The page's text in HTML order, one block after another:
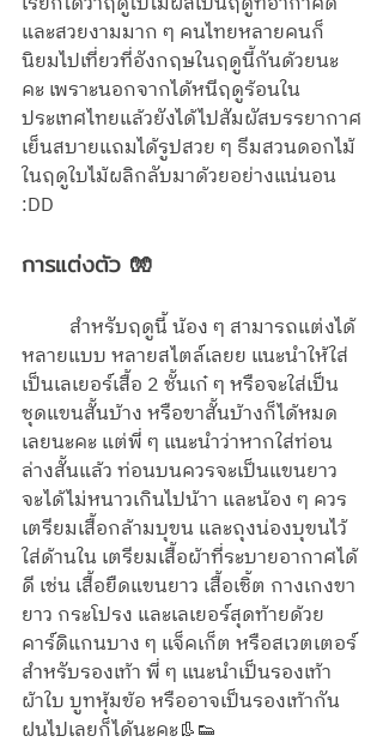
และสวยงามมาก ๆ คนไทยหลายคนก็
นิยมไปเที่ยวที่อังกฤษในฤดูนี้กันด้วยนะ
คะ เพราะนอกจากได้หนีฤดูร้อนใน
ประเทศไทยแล้วยังได้ไปสัมผัสบรรยากาศ
เย็นสบายแถมได้รูปสวย ๆ ธีมสวนดอกไม้
ในฤดูใบไม้ผลิกลับมาด้วยอย่างแน่นอน
:DD
การแต่งตัว 🧤
หลายแบบ หลายสไตล์เลยย แนะนำให้ใส่
เป็นเลเยอร์เสื้อ 2 ชั้นเก๋ ๆ หรือจะใส่เป็น
ชุดแขนสั้นบ้าง หรือขาสั้นบ้างก็ได้หมด
เลยนะคะ แต่พี่ ๆ แนะนำว่าหากใส่ท่อน
ล่างสั้นแล้ว ท่อนบนควรจะเป็นแขนยาว
จะได้ไม่หนาวเกินไปน้าา และน้อง ๆ ควร
เตรียมเสื้อกล้ามบุขน และถุงน่องบุขนไว้
ใส่ด้านใน เตรียมเสื้อผ้าที่ระบายอากาศได้
ดี เช่น เสื้อยืดแขนยาว เสื้อเชิ้ต กางเกงขา
ยาว กระโปรง และเลเยอร์สุดท้ายด้วย
คาร์ดิแกนบาง ๆ แจ็คเก็ต หรือสเวตเตอร์
สำหรับรองเท้า พี่ ๆ แนะนำเป็นรองเท้า
ผ้าใบ บูทหุ้มข้อ หรืออาจเป็นรองเท้ากัน
ฝนไปเลยก็ได้นะคะ👢👟